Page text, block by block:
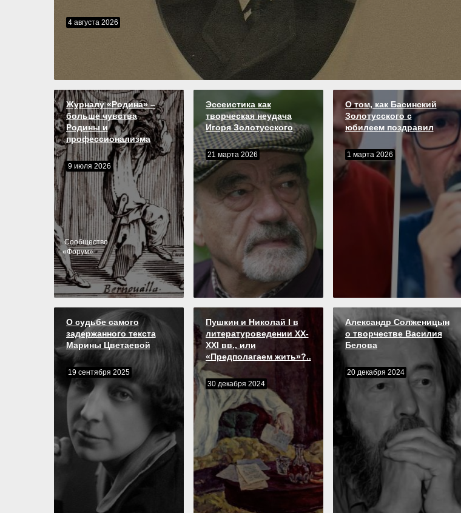
4 августа 2026
Журналу «Родина» –
больше чувства
Родины и
профессионализма
9 июля 2026
Cообщество
«Форум»
Эссеистика как
творческая неудача
Игоря Золотусского
21 марта 2026
О том, как Басинский
Золотусского с
юбилеем поздравил
1 марта 2026
О судьбе самого
задержанного текста
Марины Цветаевой
19 сентября 2025
Пушкин и Николай I в
литературоведении XX-
XXI вв., или
«Предполагаем жить»?..
30 декабря 2024
Александр Солженицын
о творчестве Василия
Белова
20 декабря 2024